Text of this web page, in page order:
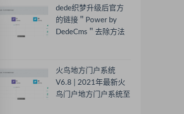
dede织梦升级后官方
的链接＂Power by
DedeCms＂去除方法
火鸟地方门户系统
V6.8 | 2021年最新火
鸟门户地方门户系统至